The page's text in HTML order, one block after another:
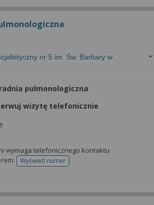
nr 5 im. Św. Barbary w
pulmonologiczna
wizytę telefonicznie
wymaga telefonicznego kontaktu
Wyświetl numertelefonu do rejestracji